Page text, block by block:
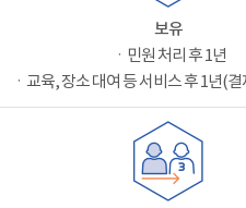
보유
ㆍ민원 처리 후 1년
ㆍ교육, 장소 대여 등 서비스 후 1년(